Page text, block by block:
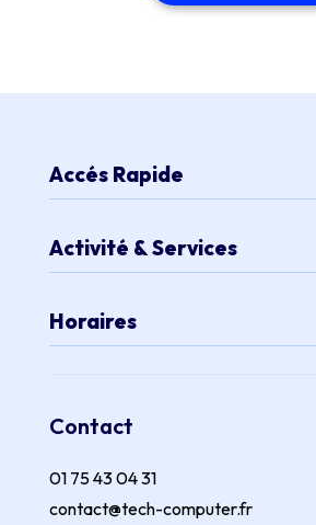
Accés Rapide
Activité & Services
Horaires
Contact
01 75 43 04 31
contact@tech-computer.fr